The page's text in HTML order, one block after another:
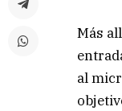
Más
al